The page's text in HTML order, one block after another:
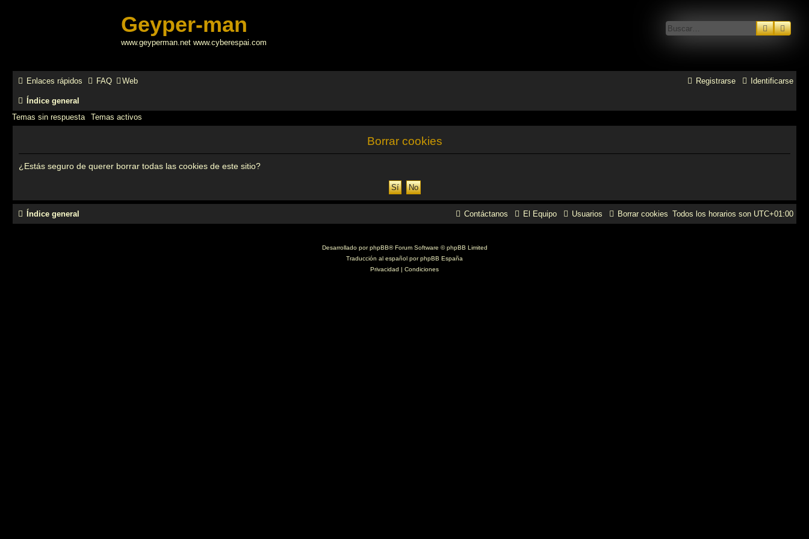
Geyper-man
www.geyperman.net www.cyberespai.com
Buscar
Enlaces rápidos FAQ Web Identificarse
Registrarse
Índice general
Temas sin respuesta
Temas activos
Borrar cookies
¿Estás seguro de querer borrar todas las cookies de este sitio?
Índice general Todos los horarios son UTC+01:00
Borrar cookies
Usuarios
El Equipo
Contáctanos
Desarrollado porphpBB® Forum Software © phpBB Limited
Traducción al español porphpBB España
Privacidad | Condiciones